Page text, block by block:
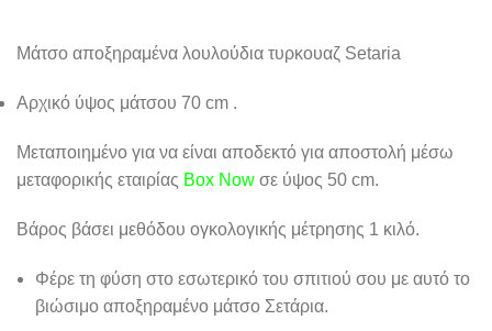
Μάτσο αποξηραμένα λουλούδια τυρκουαζ Setaria
Αρχικό ύψος μάτσου 70 cm .
Μεταποιημένο για να είναι αποδεκτό για αποστολή μέσω
μεταφορικής εταιρίας Box Now σε ύψος 50 cm.
Βάρος βάσει μεθόδου ογκολογικής μέτρησης 1 κιλό.
Φέρε τη φύση στο εσωτερικό του σπιτιού σου με αυτό το
βιώσιμο αποξηραμένο μάτσο Σετάρια.